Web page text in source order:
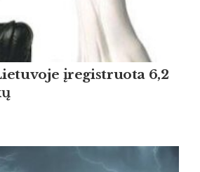
įregistruota 6,2